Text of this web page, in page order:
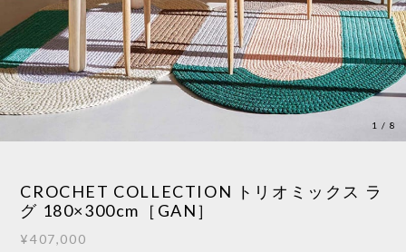
1 /8
CROCHET COLLECTION トリオミックス ラ
グ 180×300cm［GAN］
¥407,000